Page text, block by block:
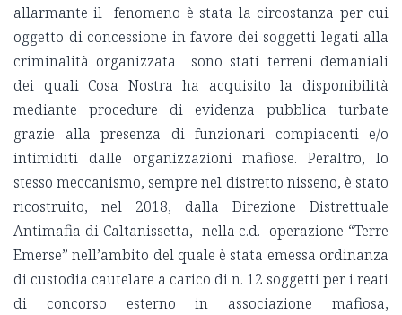
allarmante il fenomeno è stata la circostanza per cui
oggetto di concessione in favore dei soggetti legati alla
criminalità organizzata sono stati terreni demaniali
dei quali Cosa Nostra ha acquisito la disponibilità
mediante procedure di evidenza pubblica turbate
grazie alla presenza di funzionari compiacenti e/o
intimiditi dalle organizzazioni mafiose. Peraltro, lo
stesso meccanismo, sempre nel distretto nisseno, è stato
ricostruito, nel 2018, dalla Direzione Distrettuale
Antimafia di Caltanissetta, nella c.d. operazione “Terre
Emerse” nell’ambito del quale è stata emessa ordinanza
di custodia cautelare a carico di n. 12 soggetti per i reati
di concorso esterno in associazione mafiosa,